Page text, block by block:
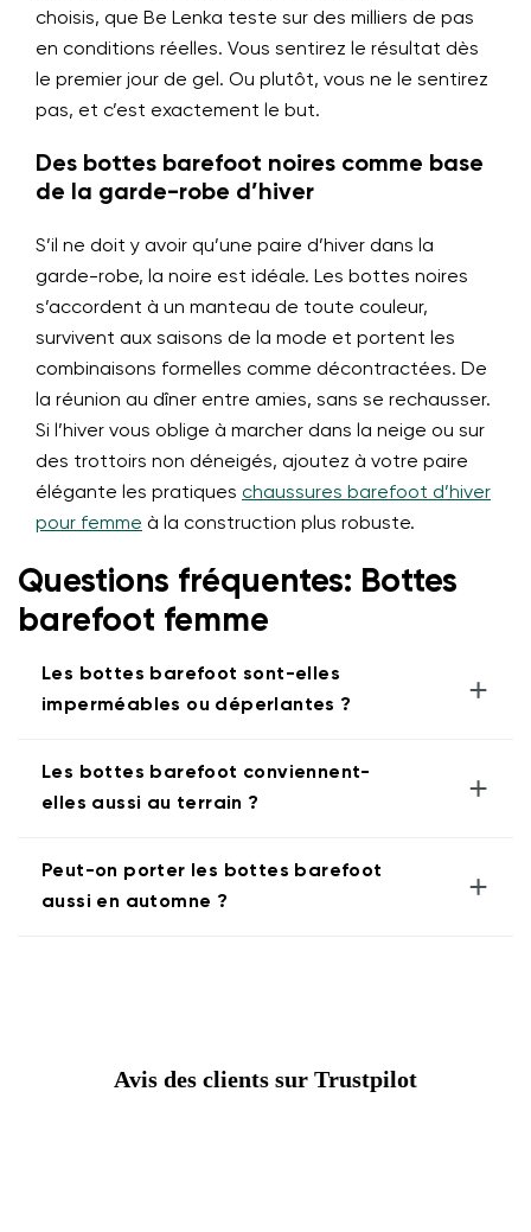
choisis, que Be Lenka teste sur des milliers de pas
en conditions réelles. Vous sentirez le résultat dès
le premier jour de gel. Ou plutôt, vous ne le sentirez
pas, et c’est exactement le but.
Des bottes barefoot noires comme base
de la garde-robe d’hiver
S’il ne doit y avoir qu’une paire d’hiver dans la
garde-robe, la noire est idéale. Les bottes noires
s’accordent à un manteau de toute couleur,
survivent aux saisons de la mode et portent les
combinaisons formelles comme décontractées. De
la réunion au dîner entre amies, sans se rechausser.
Si l’hiver vous oblige à marcher dans la neige ou sur
des trottoirs non déneigés, ajoutez à votre paire
élégante les pratiques chaussures barefoot d’hiver
pour femme à la construction plus robuste.
Questions fréquentes: Bottes
barefoot femme
Les bottes barefoot sont-elles
imperméables ou déperlantes ?
+
Les bottes barefoot conviennent-
elles aussi au terrain ?
+
Peut-on porter les bottes barefoot
aussi en automne ?
+
Avis des clients sur Trustpilot